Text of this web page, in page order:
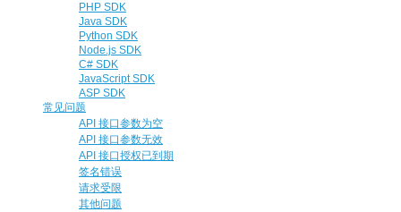
PHP SDK
Java SDK
Python SDK
Node.js SDK
C# SDK
JavaScript SDK
ASP SDK
常见问题
API 接口参数为空
API 接口参数无效
API 接口授权已到期
签名错误
请求受限
其他问题